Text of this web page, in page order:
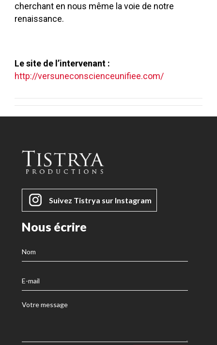
cherchant en nous même la voie de notre
renaissance.
Le site de l’intervenant :
http://versuneconscienceunifiee.com/
Suivez Tistrya sur Instagram
Nous écrire